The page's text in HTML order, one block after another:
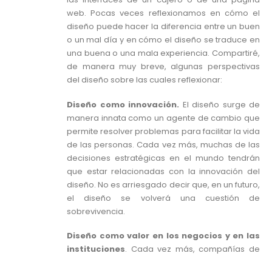
web. Pocas veces reflexionamos en cómo el
diseño puede hacer la diferencia entre un buen
o un mal día y en cómo el diseño se traduce en
una buena o una mala experiencia. Compartiré,
de manera muy breve, algunas perspectivas
del diseño sobre las cuales reflexionar:
Diseño como innovación. El diseño surge de
manera innata como un agente de cambio que
permite resolver problemas para facilitar la vida
de las personas. Cada vez más, muchas de las
decisiones estratégicas en el mundo tendrán
que estar relacionadas con la innovación del
diseño. No es arriesgado decir que, en un futuro,
el diseño se volverá una cuestión de
sobrevivencia.
Diseño como valor en los negocios y en las
instituciones. Cada vez más, compañías de